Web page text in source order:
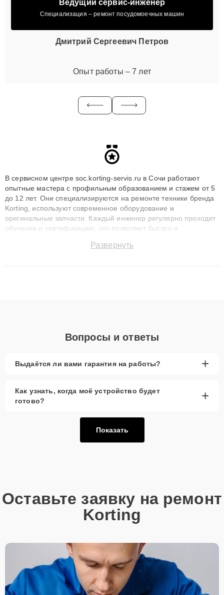
Ведущий сервис-инженер
Специализация – ремонт посудомоечных машин
Дмитрий Сергеевич Петров
Опыт работы – 7 лет
В сервисном центре soc.korting-servis.ru в Сочи работают
опытные мастера с профильным образованием и стажем от 5
до 12 лет. Они специализируются на ремонте техники бренда
Korting, используют современное оборудование и
оригинальные запчасти. Каждый инженер регулярно проходит
обучение и сертификацию, что позволяет быстро и
сохранением гарантии до 3 лет. Наши мастера решают
Развернуть
Вопросы и ответы
Выдаётся ли вами гарантия на работы? +
Как узнать, когда моё устройство будет
готово?
+
Показать
Оставьте заявку на ремонт
Korting